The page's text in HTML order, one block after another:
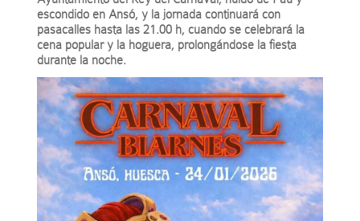
escondido en Ansó, y la jornada continuará con
pasacalles hasta las 21.00 h, cuando se celebrará la
cena popular y la hoguera, prolongándose la fiesta
durante la noche.